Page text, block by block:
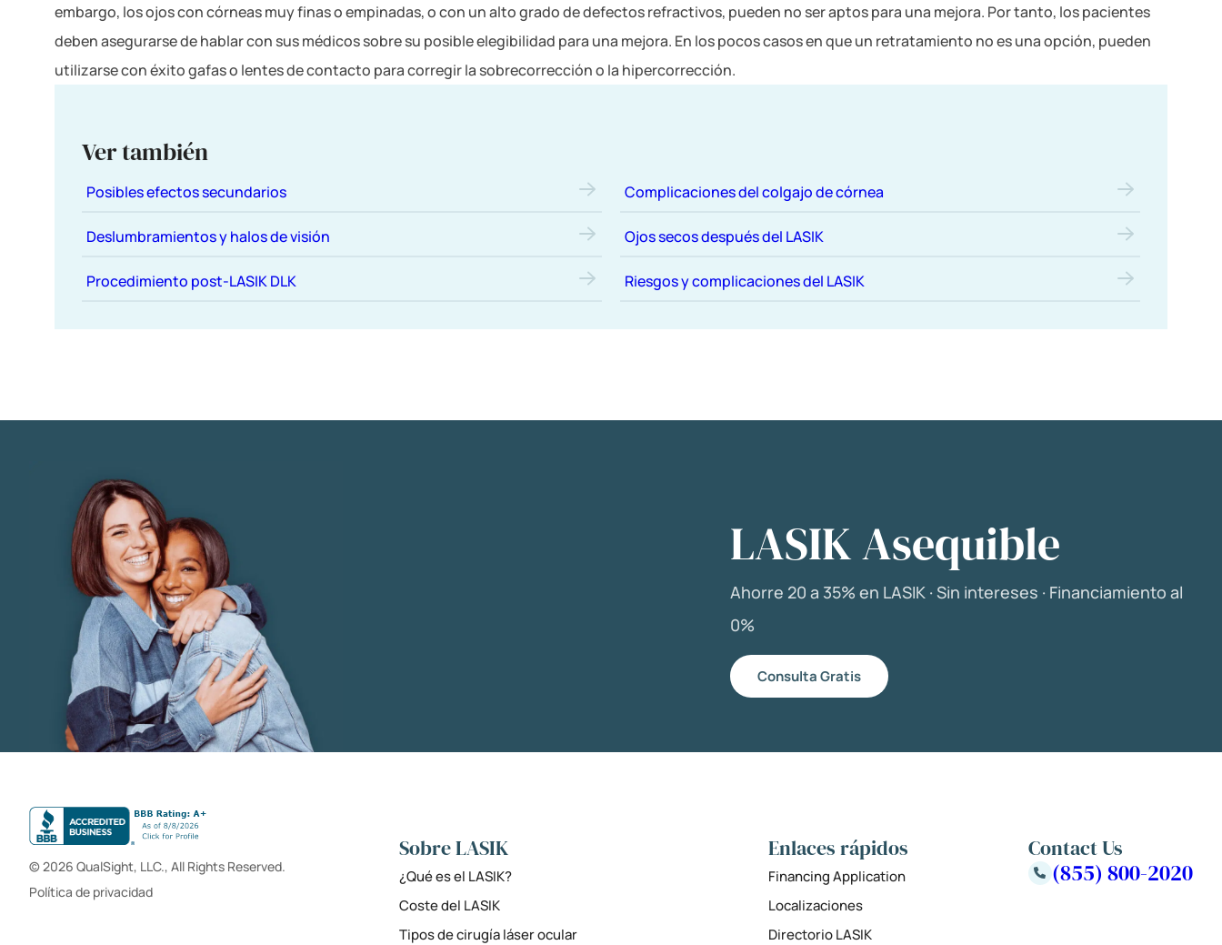
embargo, los ojos con córneas muy finas o empinadas, o con un alto grado de defectos refractivos, pueden no ser aptos para una mejora. Por tanto, los pacientes
deben asegurarse de hablar con sus médicos sobre su posible elegibilidad para una mejora. En los pocos casos en que un retratamiento no es una opción, pueden
utilizarse con éxito gafas o lentes de contacto para corregir la sobrecorrección o la hipercorrección.
Ver también
Posibles efectos secundarios Complicaciones del colgajo de córnea
Deslumbramientos y halos de visión Ojos secos después del LASIK
Procedimiento post-LASIK DLK Riesgos y complicaciones del LASIK
LASIK Asequible
Ahorre 20 a 35% en LASIK · Sin intereses · Financiamiento al
0%
Consulta Gratis
© 2026 QualSight, LLC., All Rights Reserved.
Política de privacidad
Sobre LASIK
¿Qué es el LASIK?
Coste del LASIK
Tipos de cirugía láser ocular
Enlaces rápidos
Financing Application
Localizaciones
Directorio LASIK
Contact Us
(855) 800-2020